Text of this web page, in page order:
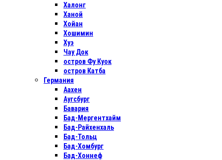
Халонг
Ханой
Хойан
Хошимин
Хуэ
Чау Док
остров Фу Куок
остров Катба
Германия
Аахен
Аугсбург
Бавария
Бад-Мергентхайм
Бад-Райхенхаль
Бад-Тольц
Бад-Хомбург
Бад-Хоннеф